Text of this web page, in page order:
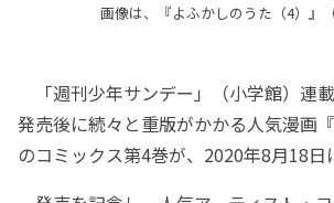
画像は、『よふかしのうた（4）』（
「週刊少年サンデー」（小学館）連
発売後に続々と重版がかかる人気漫画
のコミックス第4巻が、2020年8月18日